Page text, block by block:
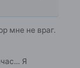
мне не враг.
Я